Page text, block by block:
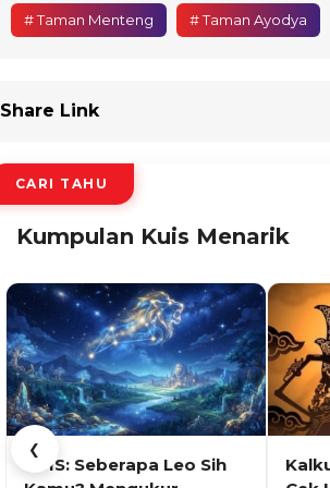
# Taman Menteng # Taman Ayodya
Share Link
CARI TAHU
Kumpulan Kuis Menarik
❮
KUIS: Seberapa Leo Sih